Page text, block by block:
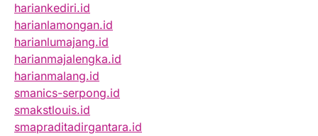
hariankediri.id
harianlamongan.id
harianlumajang.id
harianmajalengka.id
harianmalang.id
smanics-serpong.id
smakstlouis.id
smapraditadirgantara.id